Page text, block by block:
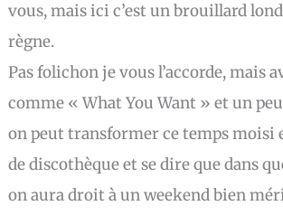
vous, mais ici c’est un brouillard
règne.
Pas folichon je vous l’accorde, mais
comme « What You Want » et un
on peut transformer ce temps moisi
de discothèque et se dire que dans
on aura droit à un weekend bien